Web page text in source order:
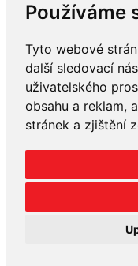
Používáme
Tyto webové
další sledovací
uživatelského
obsahu a reklam,
stránek a zjištění